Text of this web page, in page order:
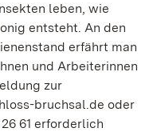
leben, wie
entsteht. An den
erfährt man
und Arbeiterinnen
zur
bruchsal.de oder
61 erforderlich